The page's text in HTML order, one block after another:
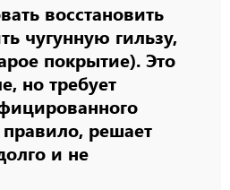
восстановить
чугунную гильзу,
покрытие). Это
но требует
решает
и не